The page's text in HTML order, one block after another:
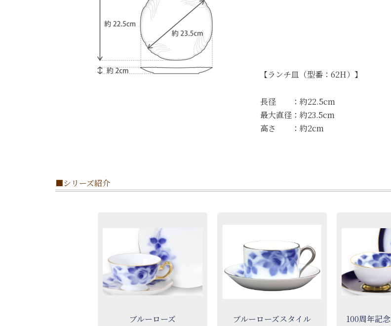
【ランチ皿（型番：62H）】
長径 ：約22.5cm
最大直径：約23.5cm
高さ ：約2cm
■シリーズ紹介
ブルーローズ
ブルーローズスタイル
100周年記